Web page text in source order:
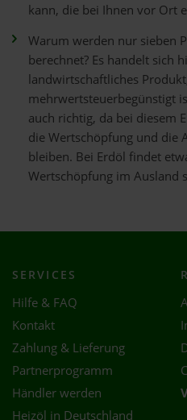
kann, die bei Ihnen vor Ort
Warum werden nur sieben
berechnet? Es handelt sich
landwirtschaftliches
mehrwertsteuerbegünstigt
auch richtig, da bei diesem
die Wertschöpfung und die
bleiben. Bei Erdöl findet
Wertschöpfung im Ausland
SERVICES
Hilfe & FAQ
Kontakt
Zahlung & Lieferung
Partnerprogramm
Händler werden
Heizöl in Deutschland